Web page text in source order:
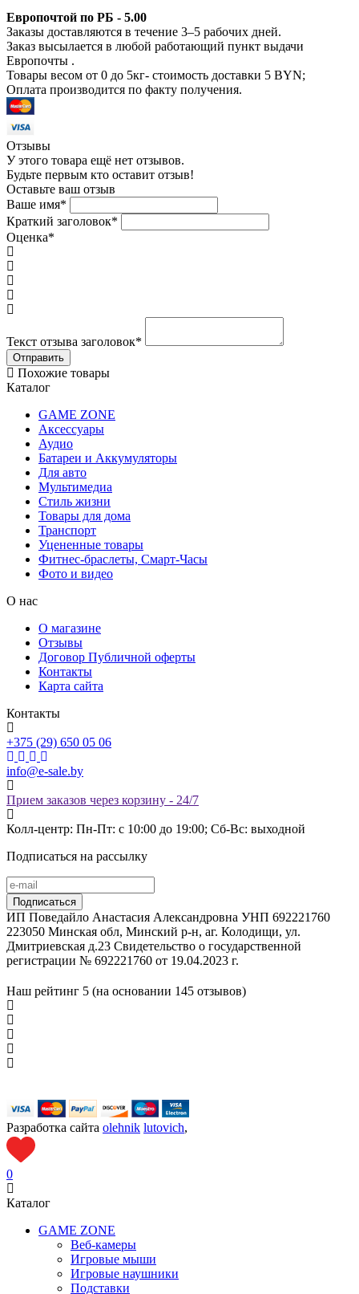
Европочтой по РБ - 5.00
Заказы доставляются в течение 3–5 рабочих дней.
Заказ высылается в любой работающий пункт выдачи
Европочты .
Товары весом от 0 до 5кг- стоимость доставки 5 BYN;
Оплата производится по факту получения.
Отзывы
У этого товара ещё нет отзывов.
Будьте первым кто оставит отзыв!
Оставьте ваш отзыв
Ваше имя*
Краткий заголовок*
Оценка*
Текст отзыва заголовок*
Похожие товары
Каталог
GAME ZONE
Аксессуары
Аудио
Батареи и Аккумуляторы
Для авто
Мультимедиа
Стиль жизни
Товары для дома
Транспорт
Уцененные товары
Фитнес-браслеты, Смарт-Часы
Фото и видео
О нас
О магазине
Отзывы
Договор Публичной оферты
Контакты
Карта сайта
Контакты
+375 (29) 650 05 06
info@e-sale.by
Прием заказов через корзину - 24/7
Колл-центр: Пн-Пт: с 10:00 до 19:00; Сб-Вс: выходной
Подписаться на рассылку
ИП Поведайло Анастасия Александровна УНП 692221760
223050 Минская обл, Минский р-н, аг. Колодищи, ул.
Дмитриевская д.23 Свидетельство о государственной
регистрации № 692221760 от 19.04.2023 г.
Наш рейтинг 5 (на основании 145 отзывов)
Разработка сайта olehnik lutovich,
0
Каталог
GAME ZONE
Веб-камеры
Игровые мыши
Игровые наушники
Подставки